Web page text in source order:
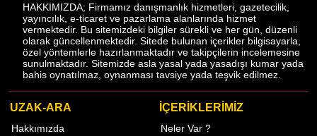
HAKKIMIZDA; Firmamız danışmanlık hizmetleri, gazetecilik,
yayıncılık, e-ticaret ve pazarlama alanlarında hizmet
vermektedir. Bu sitemizdeki bilgiler sürekli ve her gün, düzenli
olarak güncellenmektedir. Sitede bulunan içerikler bilgisayarla,
özel yöntemlerle hazırlanmaktadır ve takipçilerin incelemesine
sunulmaktadır. Sitemizde asla yasal yada yasadışı kumar yada
bahis oynatılmaz, oynanması tavsiye yada teşvik edilmez.
UZAK-ARA
Hakkımızda
İÇERİKLERİMİZ
Neler Var ?